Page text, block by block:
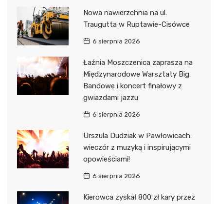
Nowa nawierzchnia na ul.
Traugutta w Ruptawie-Cisówce
6 sierpnia 2026
Łaźnia Moszczenica zaprasza na
Międzynarodowe Warsztaty Big
Bandowe i koncert finałowy z
gwiazdami jazzu
6 sierpnia 2026
Urszula Dudziak w Pawłowicach:
wieczór z muzyką i inspirującymi
opowieściami!
6 sierpnia 2026
Kierowca zyskał 800 zł kary przez